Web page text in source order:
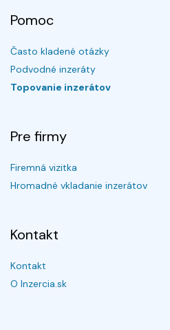
Pomoc
Často kladené otázky
Podvodné inzeráty
Topovanie inzerátov
Pre firmy
Firemná vizitka
Hromadné vkladanie inzerátov
Kontakt
Kontakt
O Inzercia.sk